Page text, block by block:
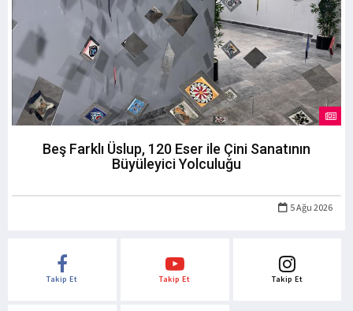
Beş Farklı Üslup, 120 Eser ile Çini Sanatının
Büyüleyici Yolculuğu
5 Ağu 2026
Takip Et Takip Et Takip Et